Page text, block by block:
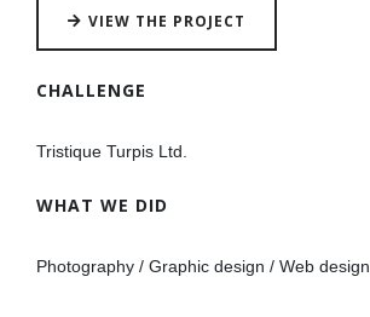
VIEW THE PROJECT
CHALLENGE
Tristique Turpis Ltd.
WHAT WE DID
Photography / Graphic design / Web design